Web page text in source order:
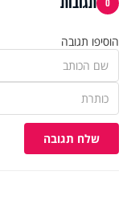
0
הוסיפו תגובה
שלח תגובה